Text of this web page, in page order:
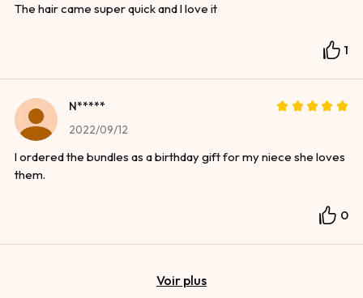
The hair came super quick and I love it
1
N*****
2022/09/12
I ordered the bundles as a birthday gift for my niece she loves
them.
0
Voir plus